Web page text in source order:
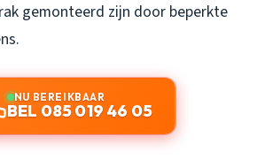
gemonteerd zijn door beperkte
NU BEREIKBAAR
BEL 085 019 46 05